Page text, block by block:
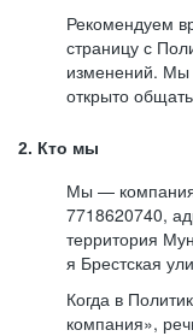
Рекомендуем
страницу с
изменений. Мы
открыто
2. Кто мы
Мы —
7718620740,
территория
я Брестская
Когда в
компания»,